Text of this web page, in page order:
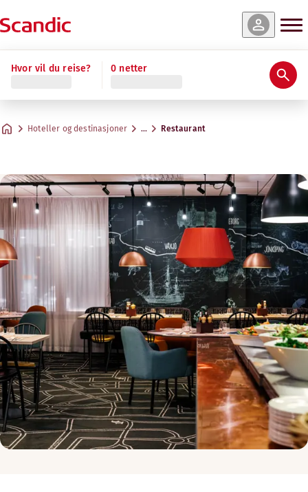
Hvor vil du reise? 0 netter
Hoteller og destinasjoner … Restaurant